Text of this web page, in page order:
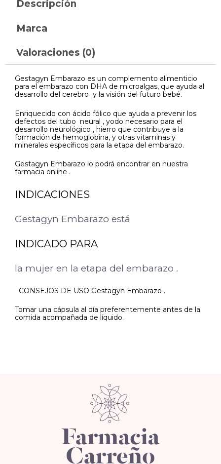
Descripción
Marca
Valoraciones (0)
Gestagyn Embarazo es un complemento alimenticio
para el embarazo con DHA de microalgas, que ayuda al
desarrollo del cerebro y la visión del futuro bebé.
Enriquecido con ácido fólico que ayuda a prevenir los
defectos del tubo neural , yodo necesario para el
desarrollo neurológico , hierro que contribuye a la
formación de hemoglobina, y otras vitaminas y
minerales específicos para la etapa del embarazo.
Gestagyn Embarazo lo podrá encontrar en nuestra
farmacia online .
INDICACIONES
Gestagyn Embarazo está
INDICADO PARA
la mujer en la etapa del embarazo .
CONSEJOS DE USO Gestagyn Embarazo .
Tomar una cápsula al día preferentemente antes de la
comida acompañada de líquido.